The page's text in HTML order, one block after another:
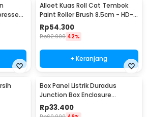
Alloet Kuas Roll Cat Tembok
Paint Roller Brush 8.5cm - HD-
TVYQS
Rp54.300
Rp92.900 42%
+ Keranjang
Box Panel Listrik Duradus
Junction Box Enclosure
Waterproof 158x90mm - B1589
Rp33.400